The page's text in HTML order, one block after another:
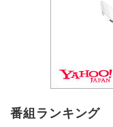
番組ランキング